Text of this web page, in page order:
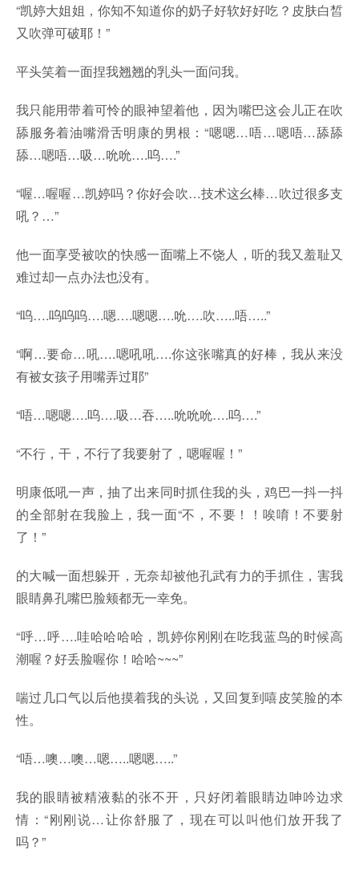
“凯婷大姐姐，你知不知道你的奶子好软好好吃？皮肤白皙
又吹弹可破耶！”
平头笑着一面捏我翘翘的乳头一面问我。
我只能用带着可怜的眼神望着他，因为嘴巴这会儿正在吹
舔服务着油嘴滑舌明康的男根：“嗯嗯…唔…嗯唔…舔舔
舔…嗯唔…吸…吮吮….呜….”
“喔…喔喔…凯婷吗？你好会吹…技术这幺棒…吹过很多支
吼？…”
他一面享受被吹的快感一面嘴上不饶人，听的我又羞耻又
难过却一点办法也没有。
“呜….呜呜呜….嗯….嗯嗯….吮….吹…..唔…..”
“啊…要命…吼….嗯吼吼….你这张嘴真的好棒，我从来没
有被女孩子用嘴弄过耶”
“唔…嗯嗯….呜….吸…吞…..吮吮吮….呜….”
“不行，干，不行了我要射了，嗯喔喔！”
明康低吼一声，抽了出来同时抓住我的头，鸡巴一抖一抖
的全部射在我脸上，我一面“不，不要！！唉唷！不要射
了！”
的大喊一面想躲开，无奈却被他孔武有力的手抓住，害我
眼睛鼻孔嘴巴脸颊都无一幸免。
“呼…呼….哇哈哈哈哈，凯婷你刚刚在吃我蓝鸟的时候高
潮喔？好丢脸喔你！哈哈~~~”
喘过几口气以后他摸着我的头说，又回复到嘻皮笑脸的本
性。
“唔…噢…噢…嗯…..嗯嗯…..”
我的眼睛被精液黏的张不开，只好闭着眼睛边呻吟边求
情：“刚刚说…让你舒服了，现在可以叫他们放开我了
吗？”